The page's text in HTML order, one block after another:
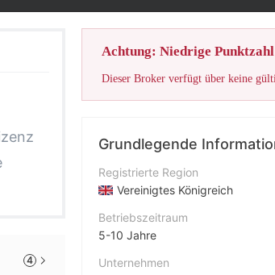
4
Achtung: Niedrige
Dieser Broker verfügt über keine
Grundlegende
Registrierte Region
Vereinigtes Königreich
Betriebszeitraum
5-10 Jahre
Unternehmen